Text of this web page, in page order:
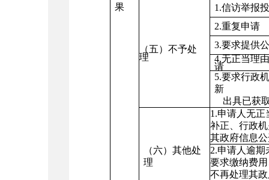
果
（五）不予处
理
1.信访举报
2.重复申请
3.要求提供
4.无正当理
请
5.要求行政
新
出具已获
（六）其他处
理
1.申请人无正
补正、行政
其政府信息
2.申请人逾期
要求缴纳费
不再处理其